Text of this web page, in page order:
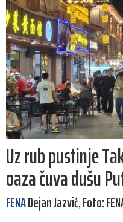
Uz rub pustinje
oaza čuva dušu
FENADejan Jazvić, Foto: